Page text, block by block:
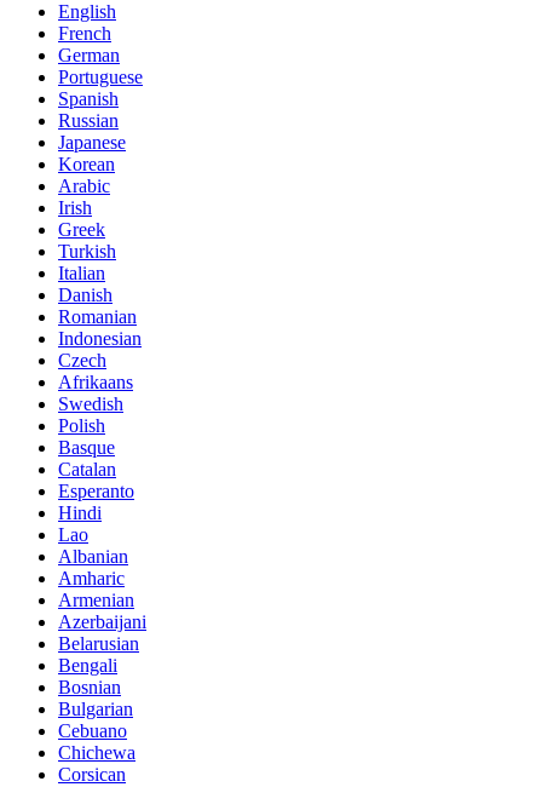
English
French
German
Portuguese
Spanish
Russian
Japanese
Korean
Arabic
Irish
Greek
Turkish
Italian
Danish
Romanian
Indonesian
Czech
Afrikaans
Swedish
Polish
Basque
Catalan
Esperanto
Hindi
Lao
Albanian
Amharic
Armenian
Azerbaijani
Belarusian
Bengali
Bosnian
Bulgarian
Cebuano
Chichewa
Corsican